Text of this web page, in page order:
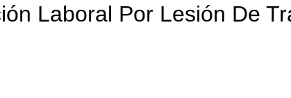
Laboral Por Lesión De